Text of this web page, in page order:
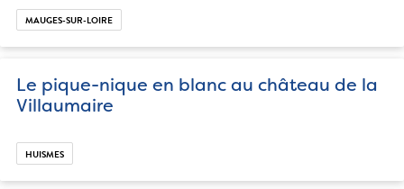
MAUGES-SUR-LOIRE
Le pique-nique en blanc au château de la
Villaumaire
HUISMES